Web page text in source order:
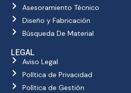
Asesoramiento Técnico
Diseño y Fabricación
Búsqueda De Material
LEGAL
Aviso Legal
Política de Privacidad
Política de Gestión